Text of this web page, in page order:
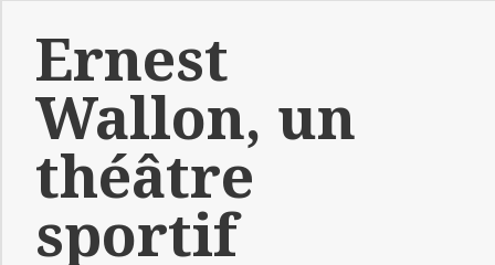
Ernest
Wallon, un
théâtre
sportif